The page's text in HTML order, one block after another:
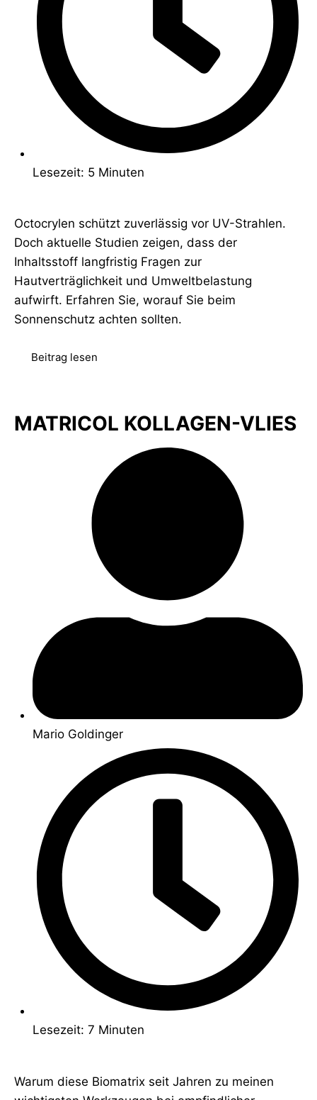
Lesezeit: 5 Minuten
Octocrylen schützt zuverlässig vor UV-Strahlen.
Doch aktuelle Studien zeigen, dass der
Inhaltsstoff langfristig Fragen zur
Hautverträglichkeit und Umweltbelastung
aufwirft. Erfahren Sie, worauf Sie beim
Sonnenschutz achten sollten.
Beitrag lesen
MATRICOL KOLLAGEN-VLIES
Mario Goldinger
Lesezeit: 7 Minuten
Warum diese Biomatrix seit Jahren zu meinen